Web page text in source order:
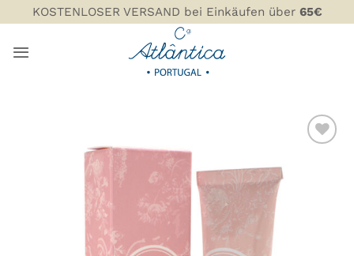
Inhalt
springen
KOSTENLOSER VERSAND bei Einkäufen über 65€
WUNSCHLISTE
HINZUFÜGEN